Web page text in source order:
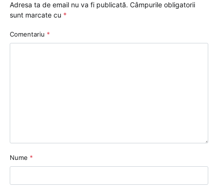
Adresa ta de email nu va fi publicată. Câmpurile obligatorii
sunt marcate cu *
Comentariu *
Nume *